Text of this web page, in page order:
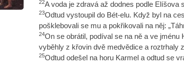
22A voda je zdravá až dodnes podle Elíšova
23Odtud vystoupil do Bét-elu. Když byl na
pošklebovali se mu a pokřikovali na něj:
24On se obrátil, podíval se na ně a ve jménu
vyběhly z křovin dvě medvědice a roztrhaly
25Odtud odešel na horu Karmel a odtud se